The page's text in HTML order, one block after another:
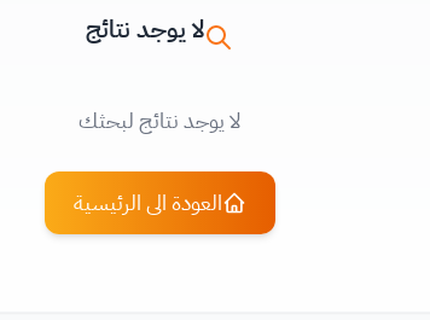
لا يوجد نتائج
لا يوجد نتائج لبحثك
العودة الى الرئيسية